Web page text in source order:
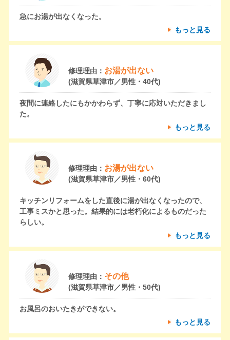
急にお湯が出なくなった。
もっと見る
修理理由： お湯が出ない
(滋賀県草津市／男性・40代)
夜間に連絡したにもかかわらず、丁寧に応対いただきまし
た。
もっと見る
修理理由： お湯が出ない
(滋賀県草津市／男性・60代)
キッチンリフォームをした直後に湯が出なくなったので、
工事ミスかと思った。結果的には老朽化によるものだった
らしい。
もっと見る
修理理由： その他
(滋賀県草津市／男性・50代)
お風呂のおいたきができない。
もっと見る